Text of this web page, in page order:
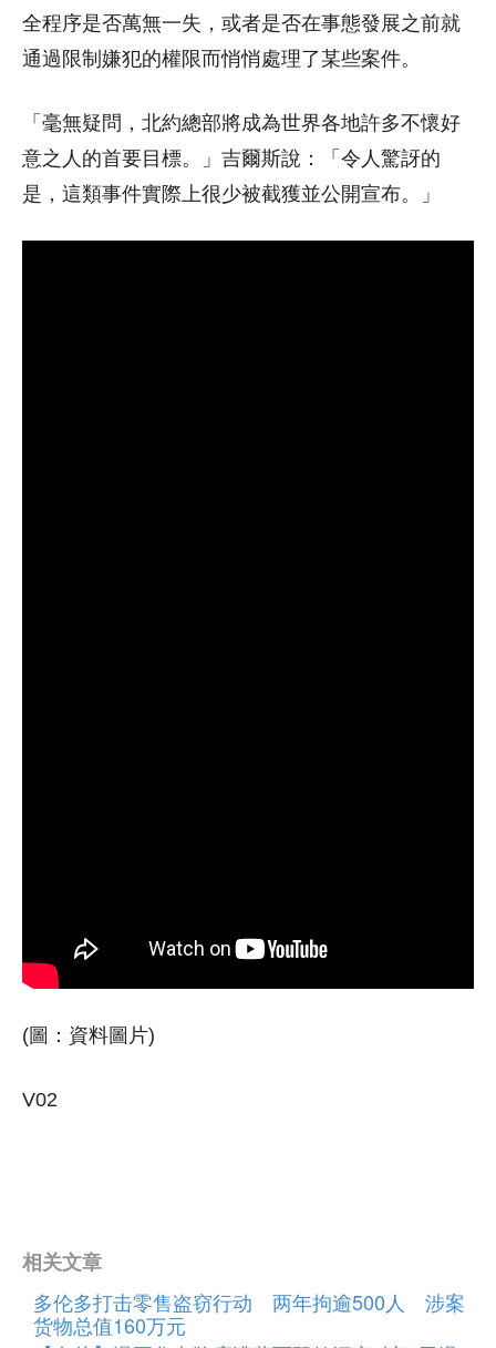
全程序是否萬無一失，或者是否在事態發展之前就
通過限制嫌犯的權限而悄悄處理了某些案件。
「毫無疑問，北約總部將成為世界各地許多不懷好
意之人的首要目標。」吉爾斯說：「令人驚訝的
是，這類事件實際上很少被截獲並公開宣布。」
(圖：資料圖片)
V02
相关文章
多伦多打击零售盗窃行动 两年拘逾500人 涉案
货物总值160万元